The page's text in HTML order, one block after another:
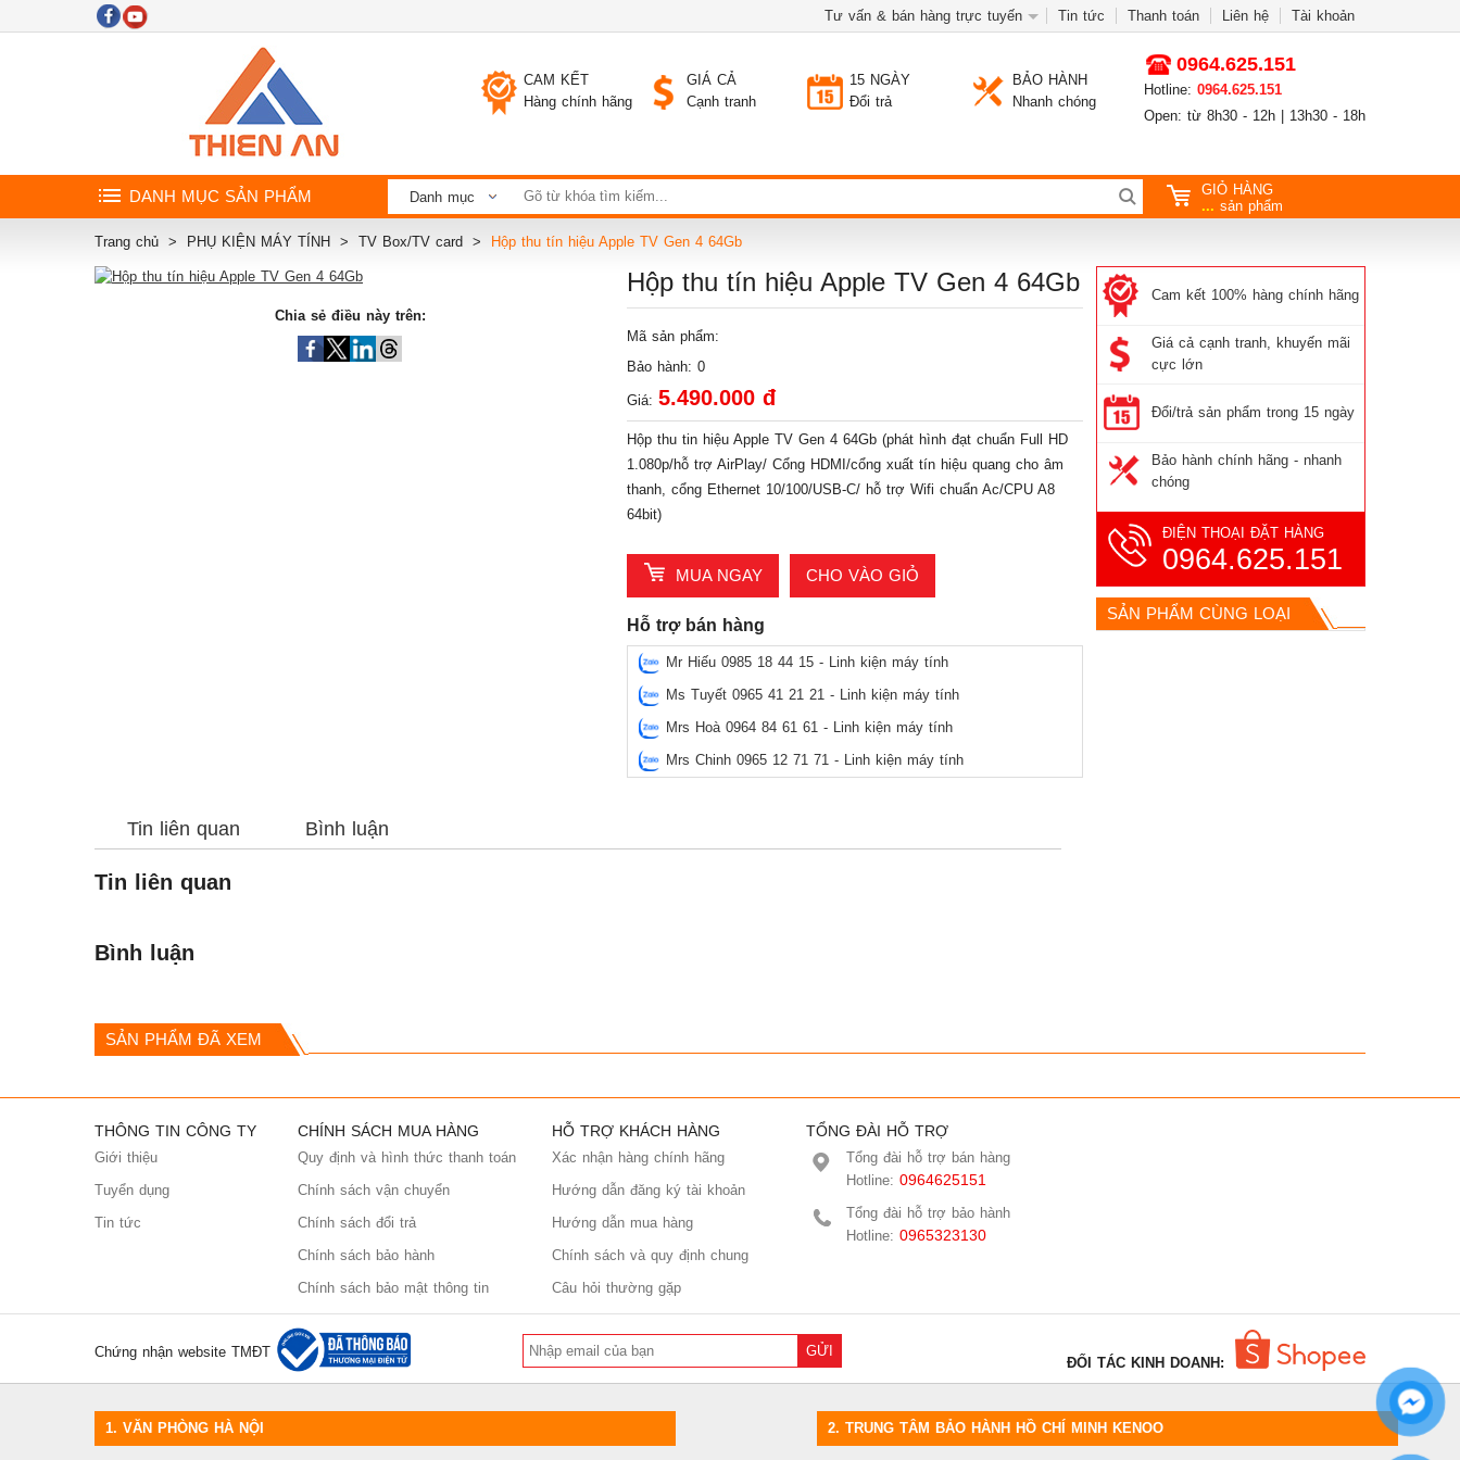
Tư vấn & bán hàng trực tuyến Tin tức Thanh toán Liên hệ Tài khoản
CAM KẾT
Hàng chính hãng
GIÁ CẢ
Cạnh tranh
15 NGÀY
Đổi trả
BẢO HÀNH
Nhanh chóng
0964.625.151
Hotline: 0964.625.151
Open: từ 8h30 - 12h | 13h30 - 18h
DANH MỤC SẢN PHẨM Danh mục
GIỎ HÀNG
... sản phẩm
Trang chủ PHỤ KIỆN MÁY TÍNH TV Box/TV card Hộp thu tín hiệu Apple TV Gen 4 64Gb
Chia sẻ điều này trên:
Hộp thu tín hiệu Apple TV Gen 4 64Gb
Mã sản phẩm:
Bảo hành: 0
Giá: 5.490.000 đ
Hộp thu tin hiệu Apple TV Gen 4 64Gb (phát hình đạt chuẩn Full HD
1.080p/hỗ trợ AirPlay/ Cổng HDMI/cổng xuất tín hiệu quang cho âm
thanh, cổng Ethernet 10/100/USB-C/ hỗ trợ Wifi chuẩn Ac/CPU A8
64bit)
MUA NGAY CHO VÀO GIỎ
Hỗ trợ bán hàng
Mr Hiếu 0985 18 44 15 - Linh kiện máy tính
Ms Tuyết 0965 41 21 21 - Linh kiện máy tính
Mrs Hoà 0964 84 61 61 - Linh kiện máy tính
Mrs Chinh 0965 12 71 71 - Linh kiện máy tính
Tin liên quan Bình luận
Tin liên quan
Bình luận
Cam kết 100% hàng chính hãng
Giá cả cạnh tranh, khuyến mãi
cực lớn
Đổi/trả sản phẩm trong 15 ngày
Bảo hành chính hãng - nhanh
chóng
ĐIỆN THOẠI ĐẶT HÀNG
0964.625.151
SẢN PHẨM CÙNG LOẠI
SẢN PHẨM ĐÃ XEM
THÔNG TIN CÔNG TY
Giới thiệu
Tuyển dụng
Tin tức
CHÍNH SÁCH MUA HÀNG
Quy định và hình thức thanh toán
Chính sách vận chuyển
Chính sách đổi trả
Chính sách bảo hành
Chính sách bảo mật thông tin
HỖ TRỢ KHÁCH HÀNG
Xác nhận hàng chính hãng
Hướng dẫn đăng ký tài khoản
Hướng dẫn mua hàng
Chính sách và quy định chung
Câu hỏi thường gặp
TỔNG ĐÀI HỖ TRỢ
Tổng đài hỗ trợ bán hàng
Hotline:0964625151
Tổng đài hỗ trợ bảo hành
Hotline:0965323130
Chứng nhận website TMĐT GỬI
ĐỐI TÁC KINH DOANH:
1. VĂN PHÒNG HÀ NỘI 2. TRUNG TÂM BẢO HÀNH HỒ CHÍ MINH KENOO